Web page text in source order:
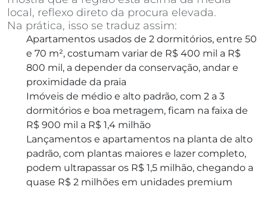
local, reflexo direto da procura elevada.
Na prática, isso se traduz assim:
Apartamentos usados de 2 dormitórios, entre 50
e 70 m², costumam variar de R$ 400 mil a R$
800 mil, a depender da conservação, andar e
proximidade da praia
Imóveis de médio e alto padrão, com 2 a 3
dormitórios e boa metragem, ficam na faixa de
R$ 900 mil a R$ 1,4 milhão
Lançamentos e apartamentos na planta de alto
padrão, com plantas maiores e lazer completo,
podem ultrapassar os R$ 1,5 milhão, chegando a
quase R$ 2 milhões em unidades premium